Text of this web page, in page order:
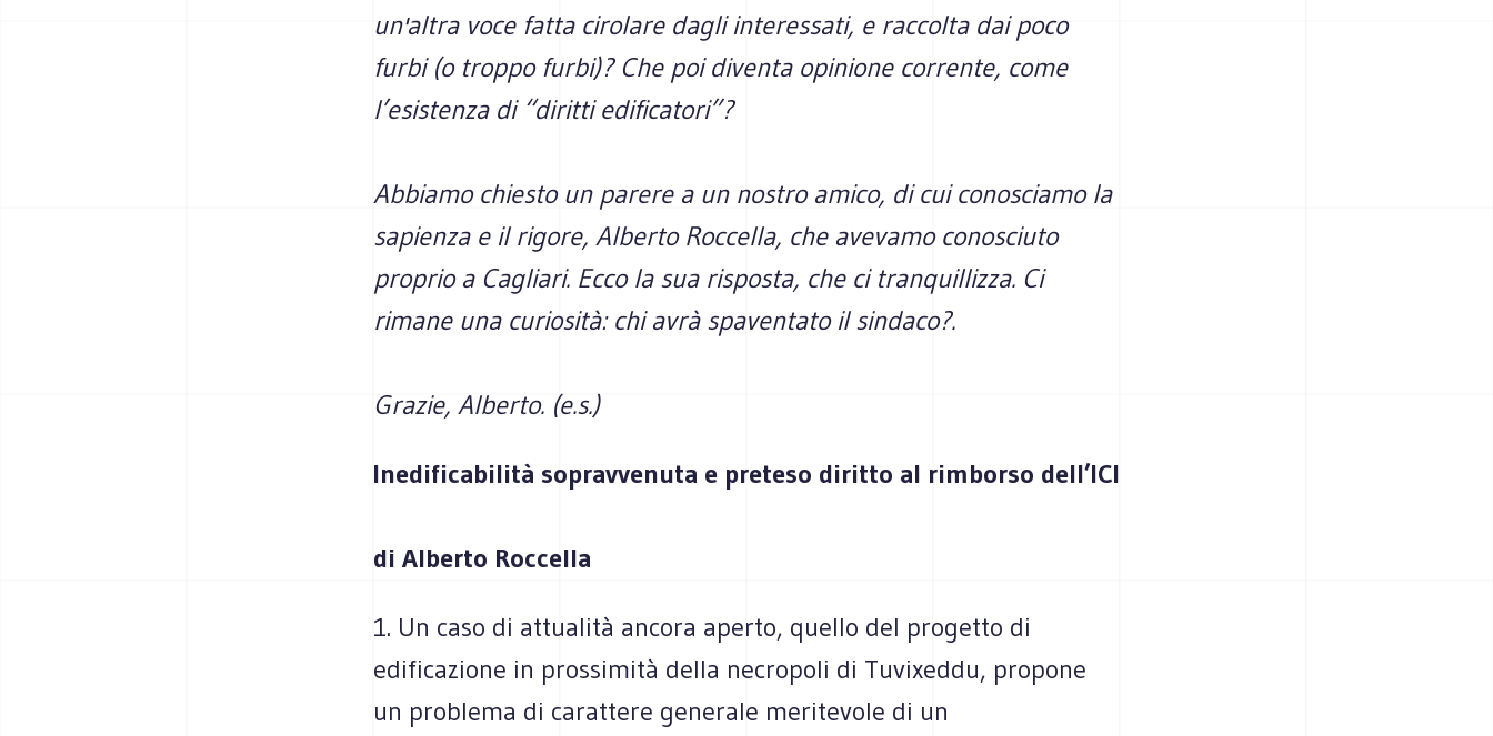
un'altra voce fatta cirolare dagli interessati, e raccolta dai poco
furbi (o troppo furbi)? Che poi diventa opinione corrente, come
l’esistenza di “diritti edificatori”?
Abbiamo chiesto un parere a un nostro amico, di cui conosciamo la
sapienza e il rigore, Alberto Roccella, che avevamo conosciuto
proprio a Cagliari. Ecco la sua risposta, che ci tranquillizza. Ci
rimane una curiosità: chi avrà spaventato il sindaco?.
Grazie, Alberto. (e.s.)
Inedificabilità sopravvenuta e preteso diritto al rimborso dell’ICI
di Alberto Roccella
1. Un caso di attualità ancora aperto, quello del progetto di
edificazione in prossimità della necropoli di Tuvixeddu, propone
un problema di carattere generale meritevole di un